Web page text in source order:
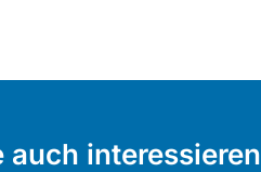
auch interessieren